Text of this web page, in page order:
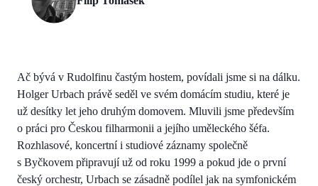
Ač bývá v Rudolfinu častým hostem, povídali jsme si na dálku.
Holger Urbach právě seděl ve svém domácím studiu, které je
už desítky let jeho druhým domovem. Mluvili jsme především
o práci pro Českou filharmonii a jejího uměleckého šéfa.
Rozhlasové, koncertní i studiové záznamy společně
s Byčkovem připravují už od roku 1999 a pokud jde o první
český orchestr, Urbach se zásadně podílel jak na symfonickém